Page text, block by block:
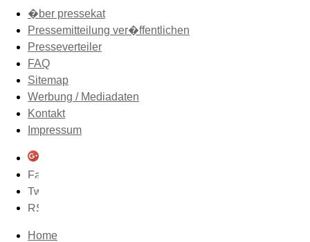
�ber pressekat
Pressemitteilung ver�ffentlichen
Presseverteiler
FAQ
Sitemap
Werbung / Mediadaten
Kontakt
Impressum
Home